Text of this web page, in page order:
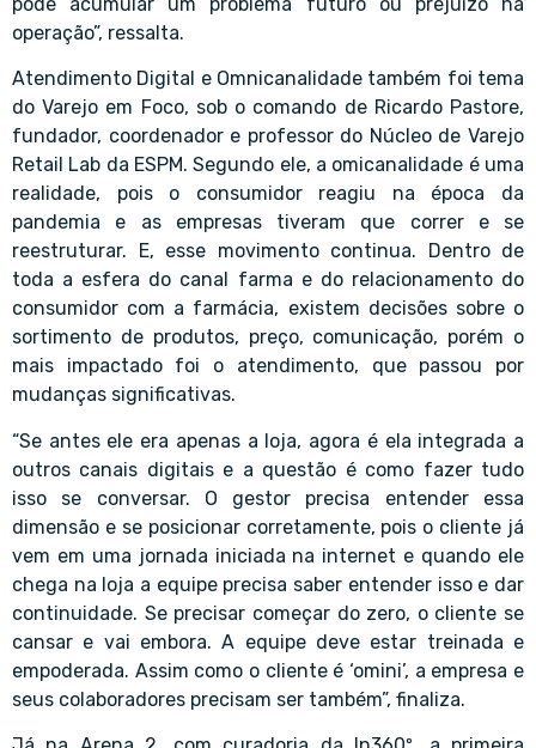
operação”, ressalta.
Atendimento Digital e Omnicanalidade também foi tema
do Varejo em Foco, sob o comando de Ricardo Pastore,
fundador, coordenador e professor do Núcleo de Varejo
Retail Lab da ESPM. Segundo ele, a omicanalidade é uma
realidade, pois o consumidor reagiu na época da
pandemia e as empresas tiveram que correr e se
reestruturar. E, esse movimento continua. Dentro de
toda a esfera do canal farma e do relacionamento do
consumidor com a farmácia, existem decisões sobre o
sortimento de produtos, preço, comunicação, porém o
mais impactado foi o atendimento, que passou por
mudanças significativas.
“Se antes ele era apenas a loja, agora é ela integrada a
outros canais digitais e a questão é como fazer tudo
isso se conversar. O gestor precisa entender essa
dimensão e se posicionar corretamente, pois o cliente já
vem em uma jornada iniciada na internet e quando ele
chega na loja a equipe precisa saber entender isso e dar
continuidade. Se precisar começar do zero, o cliente se
cansar e vai embora. A equipe deve estar treinada e
empoderada. Assim como o cliente é ‘omini’, a empresa e
seus colaboradores precisam ser também”, finaliza.